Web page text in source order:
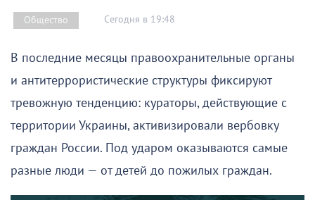
Общество Сегодня в 19:48
В последние месяцы правоохранительные органы
и антитеррористические структуры фиксируют
тревожную тенденцию: кураторы, действующие с
территории Украины, активизировали вербовку
граждан России. Под ударом оказываются самые
разные люди — от детей до пожилых граждан.